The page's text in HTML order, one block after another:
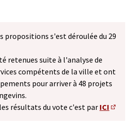
propositions s'est déroulée du 29
retenues suite à l'analyse de
compétents de la ville et ont
pour arriver à 48 projets
résultats du vote c'est par ICI